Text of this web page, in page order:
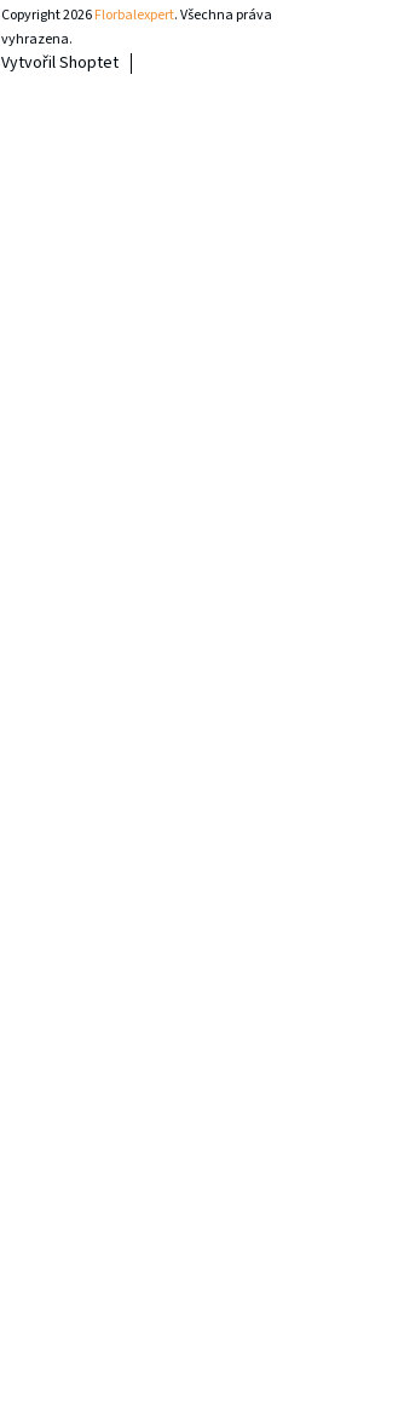
Vytvořil Shoptet
Copyright 2026Florbalexpert. Všechna práva
vyhrazena.